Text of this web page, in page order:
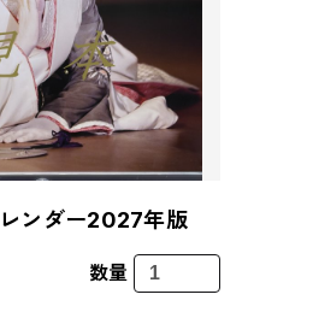
ンダー2027年版
数量